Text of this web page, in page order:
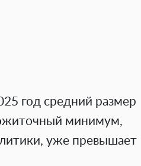
год средний размер
минимум,
уже превышает